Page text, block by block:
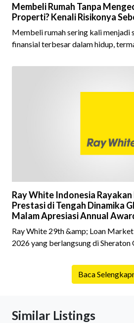
Membeli Rumah Tanpa
Properti? Kenali Risikonya
Membeli rumah sering kali menjadi
finansial terbesar dalam hidup,
kepemilikan hunian maupun
fokus pada harga atau lokasi tanpa
Ray White Indonesia
Prestasi di Tengah Dinamika
Malam Apresiasi Annual
Ray White 29th &amp; Loan
2026 yang berlangsung di Sheraton
istimewa bagi para pelaku industri
Lebih dari 400 marketing
menghidupkan suasana, acara ini
Baca
Similar Listings